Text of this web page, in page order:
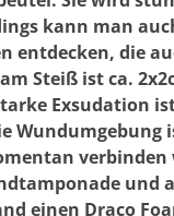
kann man
entdecken, die
Steiß ist ca.
Exsudation
Wundumgebung
und
einen Draco